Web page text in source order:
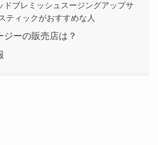
ドブレミッシュスージングアップサ
ティックがおすすめな人
ジーの販売店は？